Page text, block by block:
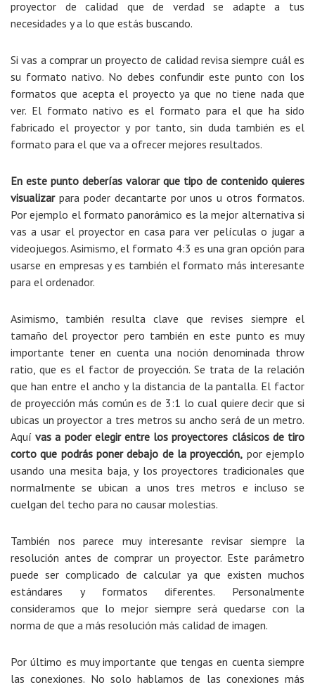
proyector de calidad que de verdad se adapte a tus
necesidades y a lo que estás buscando.
Si vas a comprar un proyecto de calidad revisa siempre cuál es
su formato nativo. No debes confundir este punto con los
formatos que acepta el proyecto ya que no tiene nada que
ver. El formato nativo es el formato para el que ha sido
fabricado el proyector y por tanto, sin duda también es el
formato para el que va a ofrecer mejores resultados.
En este punto deberías valorar que tipo de contenido quieres
visualizar para poder decantarte por unos u otros formatos.
Por ejemplo el formato panorámico es la mejor alternativa si
vas a usar el proyector en casa para ver películas o jugar a
videojuegos. Asimismo, el formato 4:3 es una gran opción para
usarse en empresas y es también el formato más interesante
para el ordenador.
Asimismo, también resulta clave que revises siempre el
tamaño del proyector pero también en este punto es muy
importante tener en cuenta una noción denominada throw
ratio, que es el factor de proyección. Se trata de la relación
que han entre el ancho y la distancia de la pantalla. El factor
de proyección más común es de 3:1 lo cual quiere decir que si
ubicas un proyector a tres metros su ancho será de un metro.
Aquívas a poder elegir entre los proyectores clásicos de tiro
corto que podrás poner debajo de la proyección, por ejemplo
usando una mesita baja, y los proyectores tradicionales que
normalmente se ubican a unos tres metros e incluso se
cuelgan del techo para no causar molestias.
También nos parece muy interesante revisar siempre la
resolución antes de comprar un proyector. Este parámetro
puede ser complicado de calcular ya que existen muchos
estándares y formatos diferentes. Personalmente
consideramos que lo mejor siempre será quedarse con la
norma de que a más resolución más calidad de imagen.
Por último es muy importante que tengas en cuenta siempre
las conexiones. No solo hablamos de las conexiones más